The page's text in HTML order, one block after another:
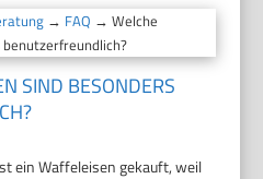
→ FAQ → Welche
SIND BESONDERS
ein Waffeleisen gekauft, weil